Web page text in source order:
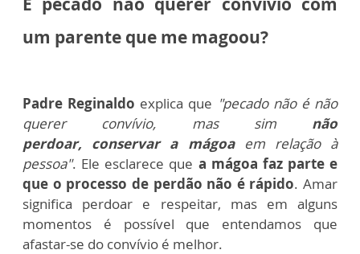
um parente que me magoou?
Padre Reginaldo explica que "pecado não é não
querer convívio, mas sim não
perdoar, conservar a mágoaem relação à
pessoa". Ele esclarece que a mágoa faz parte e
que o processo de perdão não é rápido. Amar
significa perdoar e respeitar, mas em alguns
momentos é possível que entendamos que
afastar-se do convívio é melhor.